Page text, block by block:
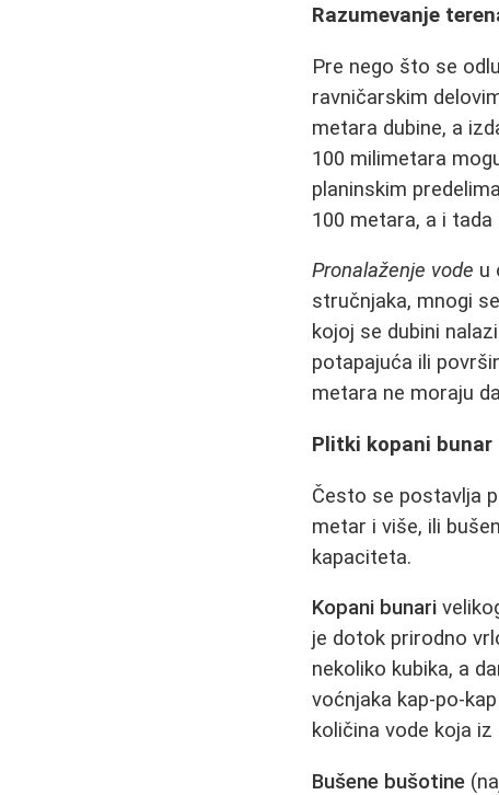
Razumevanje
Pre nego što se
ravničarskim
metara dubine, a
100 milimetara
planinskim
100 metara, a i
Pronalaženje vode u
stručnjaka, mnogi
kojoj se dubini
potapajuća ili
metara ne moraju
Plitki kopani
Često se postavlja
metar i više, ili
kapaciteta.
Kopani bunari
je dotok prirodno
nekoliko kubika, a
voćnjaka kap-po-
količina vode koja
Bušene bušotine